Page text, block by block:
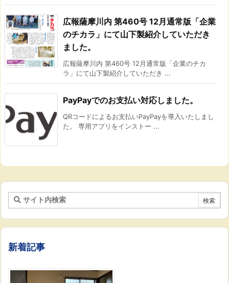
広報薩摩川内 第460号 12月通常版「企業
のチカラ」にて山下製紹介していただき
ました。
広報薩摩川内 第460号 12月通常版「企業のチカ
ラ」にて山下製紹介していただき ...
PayPayでのお支払い対応しました。
QRコードによるお支払いPayPayを導入いたしまし
た。 専用アプリをインストー ...
新着記事